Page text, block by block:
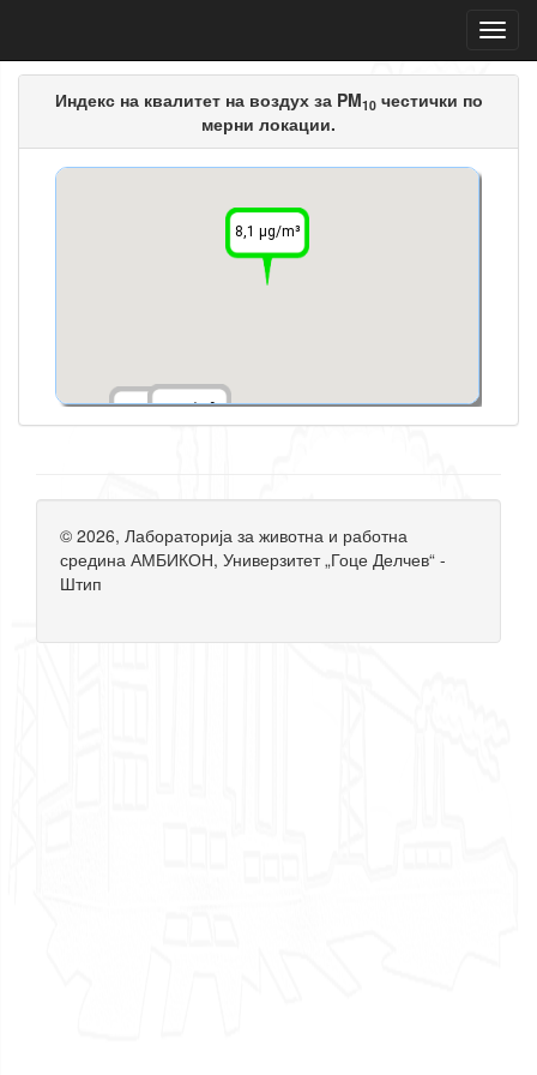
Индекс на квалитет на воздух за PM10честички по
мерни локации.
8,1 µg/m³
-- µg/m³
-- µg/m³
© 2026, Лабораторија за животна и работна
средина АМБИКОН, Универзитет „Гоце Делчев“ -
Штип